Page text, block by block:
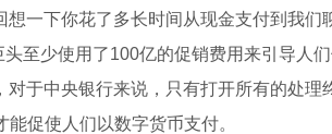
一下你花了多长时间从现金支付到我
至少使用了100亿的促销费用来引导人
于中央银行来说，只有打开所有的处
促使人们以数字货币支付。